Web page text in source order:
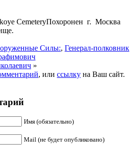
Похоронен г. Москва
Силы:, Генерал-полковник
»
, или ссылку на Ваш сайт.
Имя (обязательно)
Mail (не будет опубликовано)